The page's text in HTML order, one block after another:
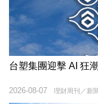
台塑集團迎擊 AI 狂
理財周刊／新
2026-08-07